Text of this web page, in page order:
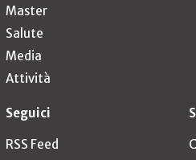
Master
Salute
Media
Attività
Seguici
RSS Feed